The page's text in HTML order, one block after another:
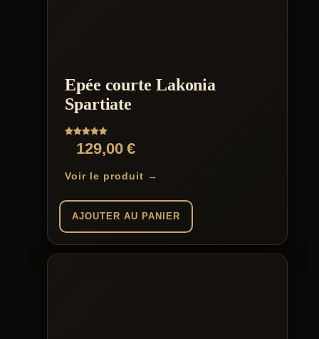
Epée courte Lakonia
Spartiate
Note
5.00129,00€
Voir le produit →
AJOUTER AU PANIER